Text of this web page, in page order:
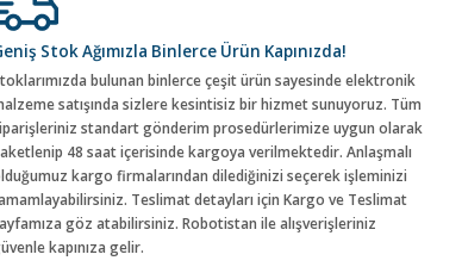
Stok Ağımızla Binlerce Ürün Kapınızda!
bulunan binlerce çeşit ürün sayesinde elektronik
satışında sizlere kesintisiz bir hizmet sunuyoruz. Tüm
standart gönderim prosedürlerimize uygun olarak
48 saat içerisinde kargoya verilmektedir. Anlaşmalı
kargo firmalarından dilediğinizi seçerek işleminizi
Teslimat detayları için Kargo ve Teslimat
göz atabilirsiniz. Robotistan ile alışverişleriniz
kapınıza gelir.